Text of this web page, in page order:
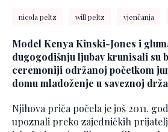
nicola peltz will peltz vjenčanja
Model Kenya Kinski-Jones i
dugogodišnju ljubav krunisali su
ceremoniji održanoj početkom
domu mladoženje u saveznoj
Njihova priča počela je još 2011.
upoznali preko zajedničkih